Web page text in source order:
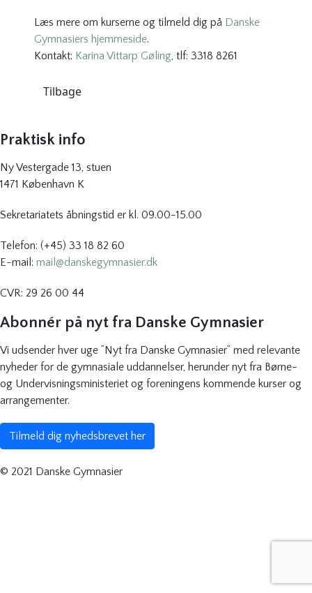
Læs mere om kurserne og tilmeld dig på Danske
Gymnasiers hjemmeside.
Kontakt: Karina Vittarp Gøling, tlf: 3318 8261
Tilbage
Praktisk info
Ny Vestergade 13, stuen
1471 København K
Sekretariatets åbningstid er kl. 09.00-15.00
Telefon: (+45) 33 18 82 60
E-mail: mail@danskegymnasier.dk
CVR: 29 26 00 44
Abonnér på nyt fra Danske Gymnasier
Vi udsender hver uge ”Nyt fra Danske Gymnasier” med relevante
nyheder for de gymnasiale uddannelser, herunder nyt fra Børne-
og Undervisningsministeriet og foreningens kommende kurser og
arrangementer.
Tilmeld dig nyhedsbrevet her
© 2021 Danske Gymnasier